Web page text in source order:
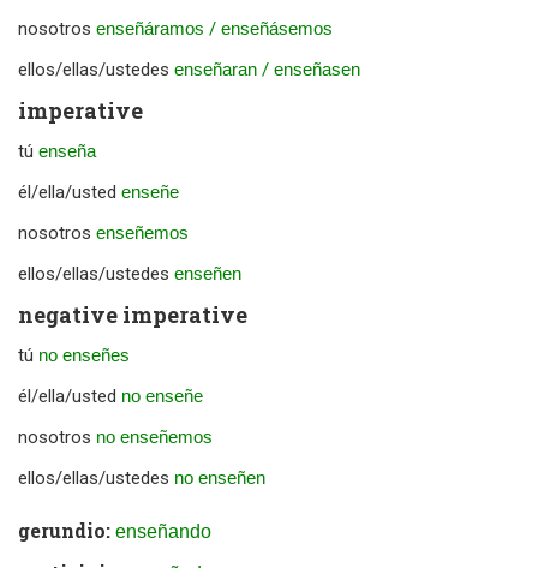
nosotros enseñáramos / enseñásemos
ellos/ellas/ustedes enseñaran / enseñasen
imperative
tú enseña
él/ella/usted enseñe
nosotros enseñemos
ellos/ellas/ustedes enseñen
negative imperative
tú no enseñes
él/ella/usted no enseñe
nosotros no enseñemos
ellos/ellas/ustedes no enseñen
gerundio: enseñando